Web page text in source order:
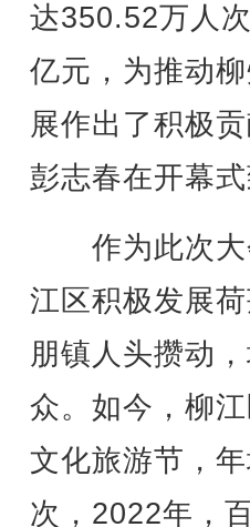
达350.52万人
亿元，为推动
展作出了积极
彭志春在开幕式
作为此次大
江区积极发展
朋镇人头攒动
众。如今，柳
文化旅游节，
次，2022年，